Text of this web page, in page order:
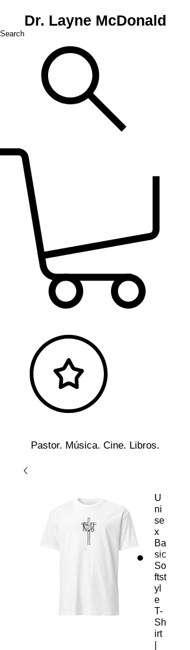
Dr. Layne McDonald
Search
Pastor. Música. Cine. Libros.
U
ni
se
x
Ba
sic
So
ftst
yl
e
T-
Sh
irt